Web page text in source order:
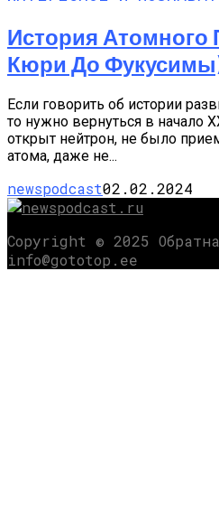
История Атомного
Кюри До
Если говорить об истории
то нужно вернуться в начало
открыт нейтрон, не было
атома, даже не...
newspodcast02.02.2024
Copyright © 2025
info@gototop.ee